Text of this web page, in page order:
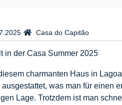
Casa do Capitão
in der Casa Summer 2025
charmanten Haus in
was man für einen
Lage. Trotzdem ist man